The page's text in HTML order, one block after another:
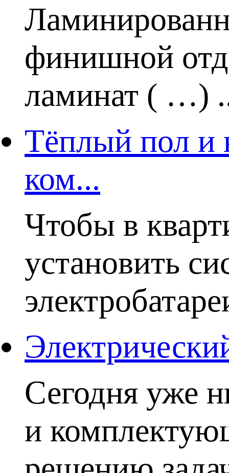
финишной
ламинат ( …)
Тёплый пол и
ком...
Чтобы в
установить
Сегодня уже
и